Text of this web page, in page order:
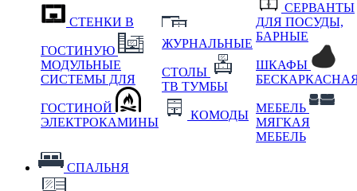
СТЕНКИ В
ГОСТИНУЮ
МОДУЛЬНЫЕ
СИСТЕМЫ ДЛЯ
ГОСТИНОЙ
ЭЛЕКТРОКАМИНЫ
ЖУРНАЛЬНЫЕ
СТОЛЫ
ТВ ТУМБЫ
КОМОДЫ
СЕРВАНТЫ
ДЛЯ ПОСУДЫ,
БАРНЫЕ
ШКАФЫ
МЕБЕЛЬ
МЯГКАЯ
МЕБЕЛЬ
СПАЛЬНЯ